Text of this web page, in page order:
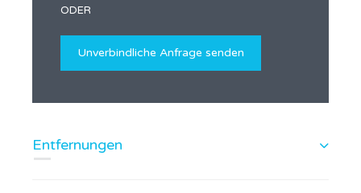
ODER
Entfernungen